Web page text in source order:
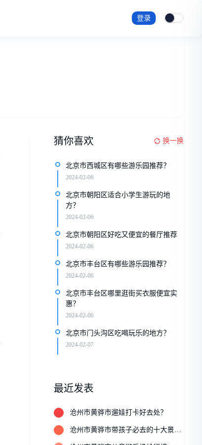
登录
猜你喜欢 换一换
北京市西城区有哪些游乐园推荐？
2024-02-06
北京市朝阳区适合小学生游玩的地
方？
2024-02-06
北京市朝阳区好吃又便宜的餐厅推荐
2024-02-06
北京市丰台区有哪些游乐园推荐？
2024-02-06
北京市丰台区哪里逛街买衣服便宜实
惠？
2024-02-06
北京市门头沟区吃喝玩乐的地方？
2024-02-07
最近发表
沧州市黄骅市遛娃打卡好去处？
沧州市黄骅市带孩子必去的十大景